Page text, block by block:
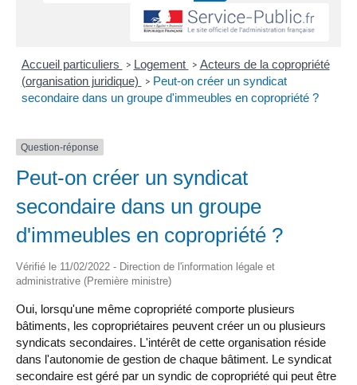
Accueil particuliers > Logement > Acteurs de la copropriété
(organisation juridique)
> Peut-on créer un syndicat
secondaire dans un groupe d'immeubles en copropriété ?
Question-réponse
Peut-on créer un syndicat
secondaire dans un groupe
d'immeubles en copropriété ?
Vérifié le 11/02/2022 - Direction de l'information légale et
administrative (Première ministre)
Oui, lorsqu'une même copropriété comporte plusieurs
bâtiments, les copropriétaires peuvent créer un ou plusieurs
syndicats secondaires. L'intérêt de cette organisation réside
dans l'autonomie de gestion de chaque bâtiment. Le syndicat
secondaire est géré par un syndic de copropriété qui peut être